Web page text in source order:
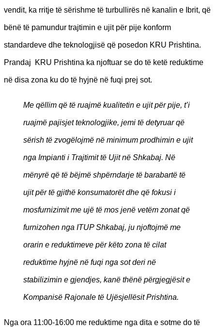
vendit, ka rritje të sërishme të turbullirës në kanalin e Ibrit, që
bënë të pamundur trajtimin e ujit për pije konform
standardeve dhe teknologjisë që posedon KRU Prishtina.
Prandaj KRU Prishtina ka njoftuar se do të ketë reduktime
në disa zona ku do të hyjnë në fuqi prej sot.
Me qëllim që të ruajmë kualitetin e ujit për pije, t’i
ruajmë pajisjet teknologjike, jemi të detyruar që
sërish të zvogëlojmë në minimum prodhimin e ujit
nga Impianti i Trajtimit të Ujit në Shkabaj. Në
mënyrë që të bëjmë shpërndarje të barabartë të
ujit për të gjithë konsumatorët dhe që fokusi i
mosfurnizimit me ujë të mos jenë vetëm zonat që
furnizohen nga ITUP Shkabaj, ju njoftojmë me
orarin e reduktimeve për këto zona të cilat
reduktime hyjnë në fuqi nga sot deri në
stabilizimin e gjendjes, kanë thënë përgjegjësit e
Kompanisë Rajonale të Ujësjellësit Prishtina.
Nga ora 11:00-16:00 me reduktime nga dita e sotme do të